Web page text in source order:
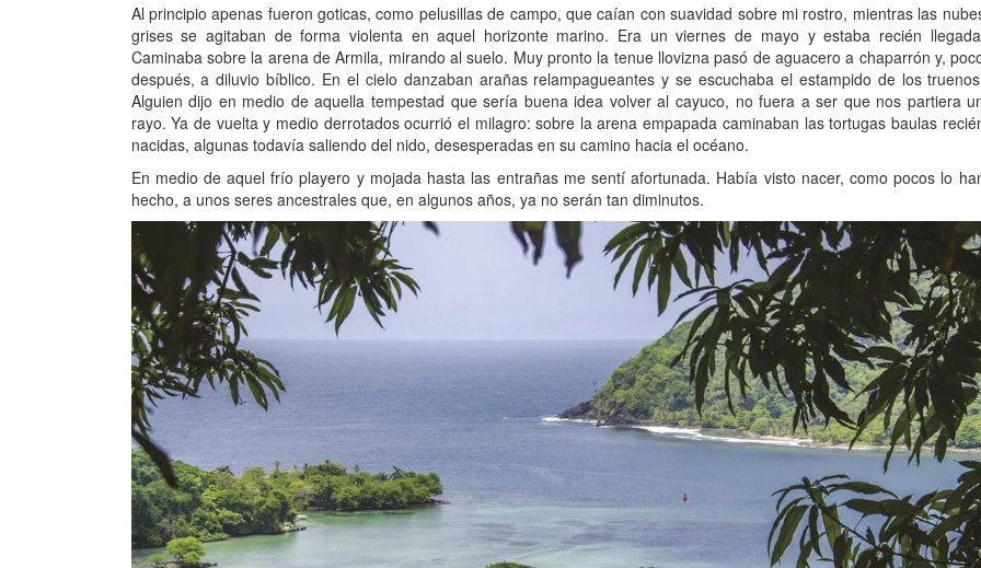
Al principio apenas fueron goticas, como pelusillas de campo, que caían con suavidad sobre mi rostro, mientras las
grises se agitaban de forma violenta en aquel horizonte marino. Era un viernes de mayo y estaba recién
Caminaba sobre la arena de Armila, mirando al suelo. Muy pronto la tenue llovizna pasó de aguacero a chaparrón y,
después, a diluvio bíblico. En el cielo danzaban arañas relampagueantes y se escuchaba el estampido de los
Alguien dijo en medio de aquella tempestad que sería buena idea volver al cayuco, no fuera a ser que nos partiera
rayo. Ya de vuelta y medio derrotados ocurrió el milagro: sobre la arena empapada caminaban las tortugas baulas
nacidas, algunas todavía saliendo del nido, desesperadas en su camino hacia el océano.
En medio de aquel frío playero y mojada hasta las entrañas me sentí afortunada. Había visto nacer, como pocos lo
hecho, a unos seres ancestrales que, en algunos años, ya no serán tan diminutos.